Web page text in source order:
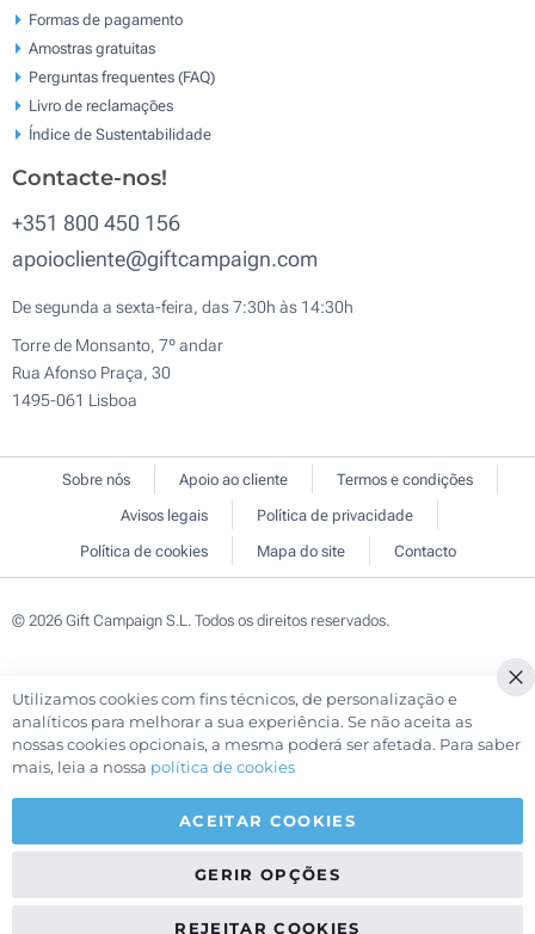
Formas de pagamento
Amostras gratuitas
Perguntas frequentes (FAQ)
Livro de reclamaçōes
Índice de Sustentabilidade
Contacte-nos!
+351 800 450 156
apoiocliente@giftcampaign.com
De segunda a sexta-feira, das 7:30h às 14:30h
Torre de Monsanto, 7º andar
Rua Afonso Praça, 30
1495-061 Lisboa
Sobre nós Apoio ao cliente
Termos e condições
Avisos legais
Política de privacidade
Política de cookies
Mapa do site Contacto
© 2026 Gift Campaign S.L. Todos os direitos reservados.
Utilizamos cookies com fins técnicos, de personalização e
analíticos para melhorar a sua experiência. Se não aceita as
nossas cookies opcionais, a mesma poderá ser afetada. Para saber
mais, leia a nossa política de cookies
ACEITAR COOKIES
GERIR OPÇÕES
REJEITAR COOKIES